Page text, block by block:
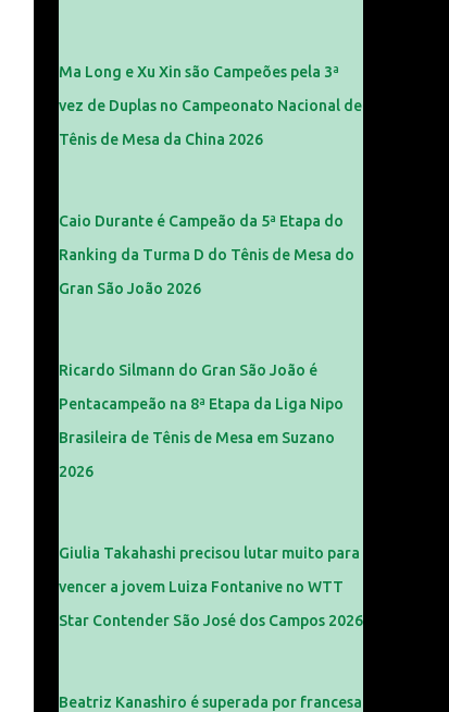
Ma Long e Xu Xin são Campeões pela 3ª
vez de Duplas no Campeonato Nacional de
Tênis de Mesa da China 2026
Caio Durante é Campeão da 5ª Etapa do
Ranking da Turma D do Tênis de Mesa do
Gran São João 2026
Ricardo Silmann do Gran São João é
Pentacampeão na 8ª Etapa da Liga Nipo
Brasileira de Tênis de Mesa em Suzano
2026
Giulia Takahashi precisou lutar muito para
vencer a jovem Luiza Fontanive no WTT
Star Contender São José dos Campos 2026
Beatriz Kanashiro é superada por francesa